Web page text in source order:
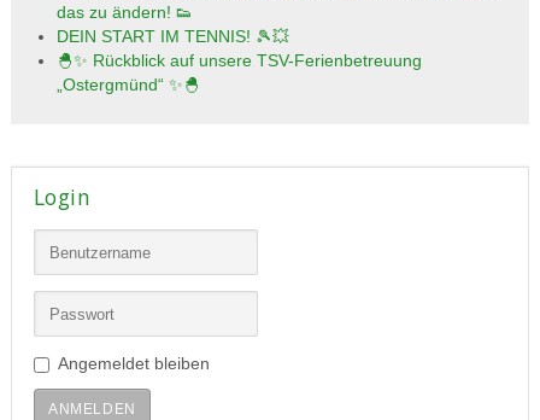
das zu ändern! 👟
DEIN START IM TENNIS! 🎾💥
🐣✨ Rückblick auf unsere TSV-Ferienbetreuung
„Ostergmünd“ ✨🐣
Login
Angemeldet bleiben
ANMELDEN